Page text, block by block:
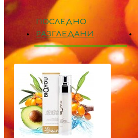
ПОСЛЕДНО
РАЗГЛЕДАНИ